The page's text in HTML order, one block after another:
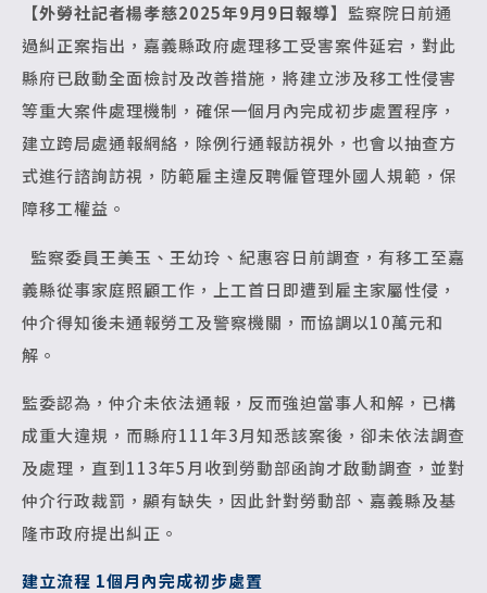
【外勞社記者楊孝慈2025年9月9日報導】 監察院日前通
過糾正案指出，嘉義縣政府處理移工受害案件延宕，對此
縣府已啟動全面檢討及改善措施，將建立涉及移工性侵害
等重大案件處理機制，確保一個月內完成初步處置程序，
建立跨局處通報網絡，除例行通報訪視外，也會以抽查方
式進行諮詢訪視，防範雇主違反聘僱管理外國人規範，保
障移工權益。
監察委員王美玉、王幼玲、紀惠容日前調查，有移工至嘉
義縣從事家庭照顧工作，上工首日即遭到雇主家屬性侵，
仲介得知後未通報勞工及警察機關，而協調以10萬元和
解。
監委認為，仲介未依法通報，反而強迫當事人和解，已構
成重大違規，而縣府111年3月知悉該案後，卻未依法調查
及處理，直到113年5月收到勞動部函詢才啟動調查，並對
仲介行政裁罰，顯有缺失，因此針對勞動部、嘉義縣及基
隆市政府提出糾正。
建立流程 1個月內完成初步處置